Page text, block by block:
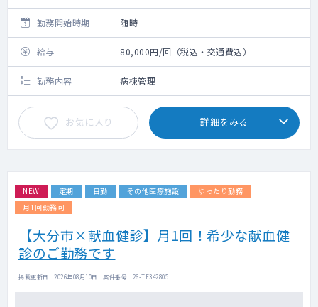
勤務開始時期 随時
給与 80,000円/回（税込・交通費込）
勤務内容 病棟管理
お気に入り 詳細をみる
NEW 定期 日勤 その他医療施設
ゆったり勤務
月1回勤務可
【大分市×献血健診】月1回！希少な献血健
診のご勤務です
掲載更新日 : 2026年08月10日 案件番号 : 26-TF342805